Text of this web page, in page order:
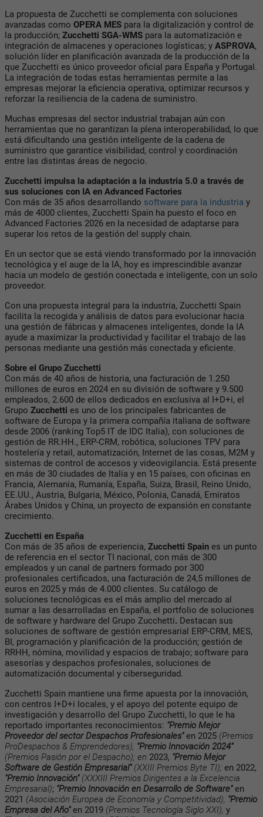
La propuesta de Zucchetti se complementa con soluciones
avanzadas como OPERA MES para la digitalización y control de
la producción; Zucchetti SGA-WMS para la automatización e
integración de almacenes y operaciones logísticas; y ASPROVA,
solución líder en planificación avanzada de la producción de la
que Zucchetti es único proveedor oficial para España y Portugal.
La integración de todas estas herramientas permite a las
empresas mejorar la eficiencia operativa, optimizar recursos y
reforzar la resiliencia de la cadena de suministro.
Muchas empresas del sector industrial trabajan aún con
herramientas que no garantizan la plena interoperabilidad, lo que
está dificultando una gestión inteligente de la cadena de
suministro que garantice visibilidad, control y coordinación
entre las distintas áreas de negocio.
Zucchetti impulsa la adaptación a la industria 5.0 a través de
sus soluciones con IA en Advanced Factories
Con más de 35 años desarrollando software para la industria y
más de 4000 clientes, Zucchetti Spain ha puesto el foco en
Advanced Factories 2026 en la necesidad de adaptarse para
superar los retos de la gestión del supply chain.
En un sector que se está viendo transformado por la innovación
tecnológica y el auge de la IA, hoy es imprescindible avanzar
hacia un modelo de gestión conectada e inteligente, con un solo
proveedor.
Con una propuesta integral para la industria, Zucchetti Spain
facilita la recogida y análisis de datos para evolucionar hacia
una gestión de fábricas y almacenes inteligentes, donde la IA
ayude a maximizar la productividad y facilitar el trabajo de las
personas mediante una gestión más conectada y eficiente.
Sobre el Grupo Zucchetti
Con más de 40 años de historia, una facturación de 1.250
millones de euros en 2024 en su división de software y 9.500
empleados, 2.600 de ellos dedicados en exclusiva al I+D+i, el
Grupo Zucchetti es uno de los principales fabricantes de
software de Europa y la primera compañía italiana de software
desde 2006 (ranking Top5 IT de IDC Italia), con soluciones de
gestión de RR.HH., ERP-CRM, robótica, soluciones TPV para
hostelería y retail, automatización, Internet de las cosas, M2M y
sistemas de control de accesos y videovigilancia. Está presente
en más de 30 ciudades de Italia y en 15 países, con oficinas en
Francia, Alemania, Rumanía, España, Suiza, Brasil, Reino Unido,
EE.UU., Austria, Bulgaria, México, Polonia, Canadá, Emiratos
Árabes Unidos y China, un proyecto de expansión en constante
crecimiento.
Zucchetti en España
Con más de 35 años de experiencia, Zucchetti Spain es un punto
de referencia en el sector TI nacional, con más de 300
empleados y un canal de partners formado por 300
profesionales certificados, una facturación de 24,5 millones de
euros en 2025 y más de 4.000 clientes. Su catálogo de
soluciones tecnológicas es el más amplio del mercado al
sumar a las desarrolladas en España, el portfolio de soluciones
de software y hardware del Grupo Zucchetti. Destacan sus
soluciones de software de gestión empresarial ERP-CRM, MES,
BI, programación y planificación de la producción; gestión de
RRHH, nómina, movilidad y espacios de trabajo; software para
asesorías y despachos profesionales, soluciones de
automatización documental y ciberseguridad.
Zucchetti Spain mantiene una firme apuesta por la innovación,
con centros I+D+i locales, y el apoyo del potente equipo de
investigación y desarrollo del Grupo Zucchetti, lo que le ha
reportado importantes reconocimientos: "Premio Mejor
Proveedor del sector Despachos Profesionales"en 2025 (Premios
ProDespachos & Emprendedores), "Premio Innovación 2024"
(Premios Pasión por el Despacho); en 2023, "Premio Mejor
Software de Gestión Empresarial" (XXIII Premios Byte TI); en 2022,
"Premio Innovación"(XXXIII Premios Dirigentes a la Excelencia
Empresarial); "Premio Innovación en Desarrollo de Software" en
2021 (Asociación Europea de Economía y Competitividad), "Premio
Empresa del Año" en 2019 (Premios Tecnología Siglo XXI), y